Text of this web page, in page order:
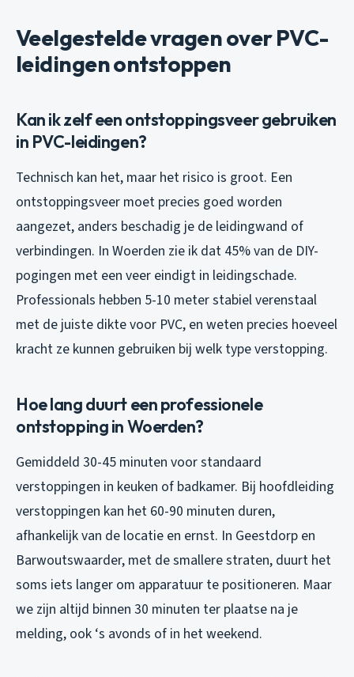
Veelgestelde vragen over PVC-
leidingen ontstoppen
Kan ik zelf een ontstoppingsveer gebruiken
in PVC-leidingen?
Technisch kan het, maar het risico is groot. Een
ontstoppingsveer moet precies goed worden
aangezet, anders beschadig je de leidingwand of
verbindingen. In Woerden zie ik dat 45% van de DIY-
pogingen met een veer eindigt in leidingschade.
Professionals hebben 5-10 meter stabiel verenstaal
met de juiste dikte voor PVC, en weten precies hoeveel
kracht ze kunnen gebruiken bij welk type verstopping.
Hoe lang duurt een professionele
ontstopping in Woerden?
Gemiddeld 30-45 minuten voor standaard
verstoppingen in keuken of badkamer. Bij hoofdleiding
verstoppingen kan het 60-90 minuten duren,
afhankelijk van de locatie en ernst. In Geestdorp en
Barwoutswaarder, met de smallere straten, duurt het
soms iets langer om apparatuur te positioneren. Maar
we zijn altijd binnen 30 minuten ter plaatse na je
melding, ook ‘s avonds of in het weekend.